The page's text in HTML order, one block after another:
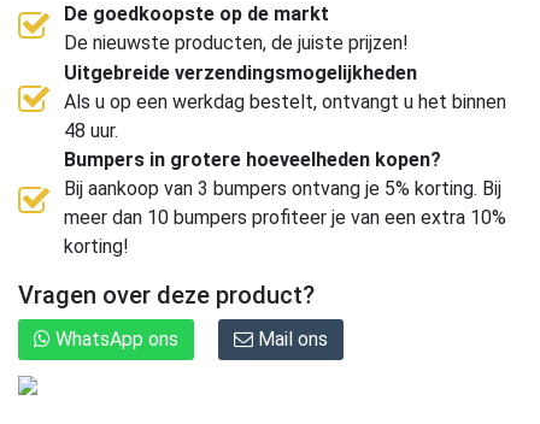
De goedkoopste op de markt
De nieuwste producten, de juiste prijzen!
Uitgebreide verzendingsmogelijkheden
Als u op een werkdag bestelt, ontvangt u het binnen
48 uur.
Bumpers in grotere hoeveelheden kopen?
Bij aankoop van 3 bumpers ontvang je 5% korting. Bij
meer dan 10 bumpers profiteer je van een extra 10%
korting!
Vragen over deze product?
WhatsApp ons Mail ons